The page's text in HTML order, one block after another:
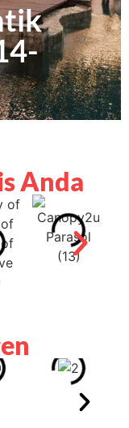
Anda